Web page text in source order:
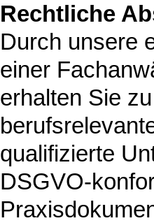
Rechtliche
Durch unsere
einer
erhalten Sie
qualifizierte
DSGVO-